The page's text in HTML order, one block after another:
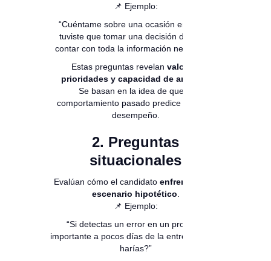
📌 Ejemplo:
“Cuéntame sobre una ocasión en la que
tuviste que tomar una decisión difícil sin
contar con toda la información necesaria.”
Estas preguntas revelan valores,
prioridades y capacidad de análisis
Se basan en la idea de que el
comportamiento pasado predice el futuro
desempeño.
2. Preguntas
situacionales
Evalúan cómo el candidato enfrentaría un
escenario hipotético
📌 Ejemplo:
“Si detectas un error en un proyecto
importante a pocos días de la entrega, ¿qué
harías?”